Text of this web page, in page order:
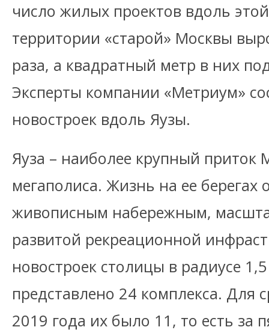
число жилых проектов вдоль
территории «старой» Москвы
раза, а квадратный метр в них
Эксперты компании «Метриум»
новостроек вдоль Яузы.
Яуза – наиболее крупный приток
мегаполиса. Жизнь на ее берегах
живописным набережным,
развитой рекреационной
новостроек столицы в радиусе
представлено 24 комплекса. Для
2019 года их было 11, то есть за